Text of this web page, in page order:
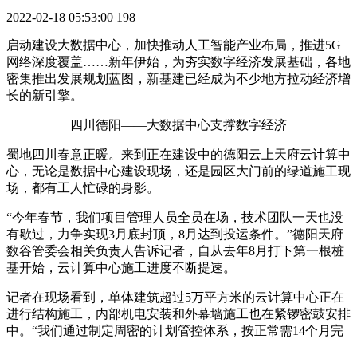
2022-02-18 05:53:00 198
启动建设大数据中心，加快推动人工智能产业布局，推进5G
网络深度覆盖……新年伊始，为夯实数字经济发展基础，各地
密集推出发展规划蓝图，新基建已经成为不少地方拉动经济增
长的新引擎。
四川德阳——大数据中心支撑数字经济
蜀地四川春意正暖。来到正在建设中的德阳云上天府云计算中
心，无论是数据中心建设现场，还是园区大门前的绿道施工现
场，都有工人忙碌的身影。
“今年春节，我们项目管理人员全员在场，技术团队一天也没
有歇过，力争实现3月底封顶，8月达到投运条件。”德阳天府
数谷管委会相关负责人告诉记者，自从去年8月打下第一根桩
基开始，云计算中心施工进度不断提速。
记者在现场看到，单体建筑超过5万平方米的云计算中心正在
进行结构施工，内部机电安装和外幕墙施工也在紧锣密鼓安排
中。“我们通过制定周密的计划管控体系，按正常需14个月完